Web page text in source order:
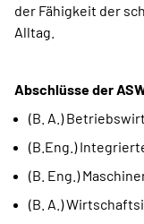
der Fähigkeit der
Alltag.
Abschlüsse der
(B. A.)
(B.Eng.)
(B. Eng.)
(B. A.)